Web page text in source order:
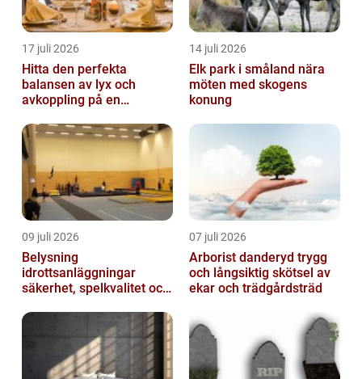
17 juli 2026
Hitta den perfekta
balansen av lyx och
avkoppling på en
Östermalm
14 juli 2026
Elk park i småland nära
möten med skogens
konung
09 juli 2026
Belysning
idrottsanläggningar
säkerhet, spelkvalitet och
07 juli 2026
Arborist danderyd trygg
och långsiktig skötsel av
ekar och trädgårdsträd